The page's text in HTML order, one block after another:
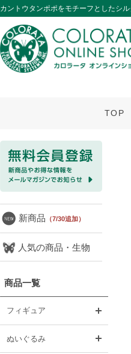
カントウタンポポをモチーフとしたシ
TOP
新商品 （7/30追加）
人気の商品・生物
商品一覧
フィギュア
ぬいぐるみ